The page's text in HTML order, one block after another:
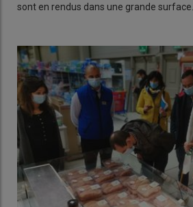
sont en rendus dans une grande surface…